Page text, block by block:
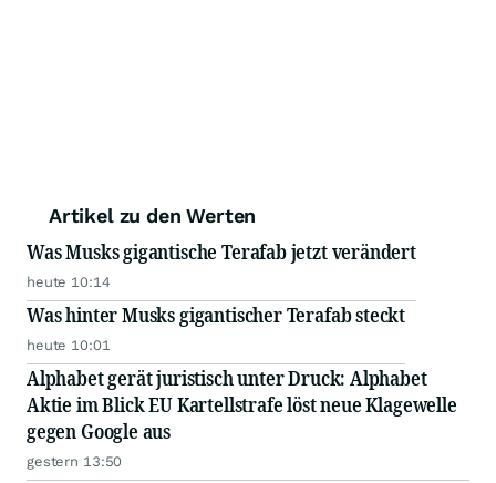
Artikel zu den Werten
Was Musks gigantische Terafab jetzt verändert
heute 10:14
Was hinter Musks gigantischer Terafab steckt
heute 10:01
Alphabet gerät juristisch unter Druck: Alphabet
Aktie im Blick EU Kartellstrafe löst neue Klagewelle
gegen Google aus
gestern 13:50